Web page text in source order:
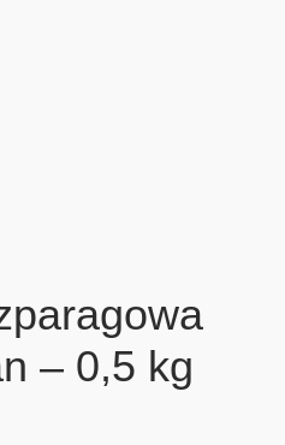
– 0,5 kg